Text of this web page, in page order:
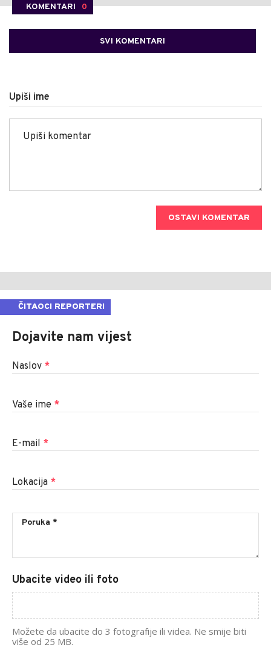
KOMENTARI 0
SVI KOMENTARI
Upiši ime
OSTAVI KOMENTAR
ČITAOCI REPORTERI
Dojavite nam vijest
Naslov *
Vaše ime *
E-mail *
Lokacija *
Ubacite video ili foto
Možete da ubacite do 3 fotografije ili videa. Ne smije biti
više od 25 MB.